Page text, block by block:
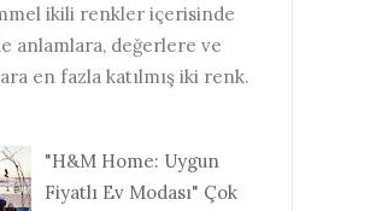
ikili renkler içerisinde
anlamlara, değerlere ve
en fazla katılmış iki renk.
"H&M Home: Uygun
Fiyatlı Ev Modası" Çok